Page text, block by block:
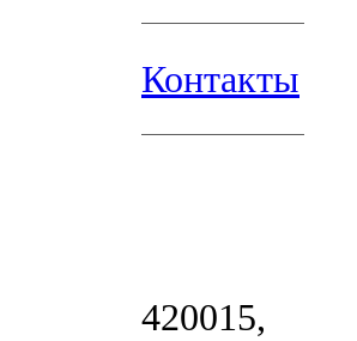
Контакты
420015,